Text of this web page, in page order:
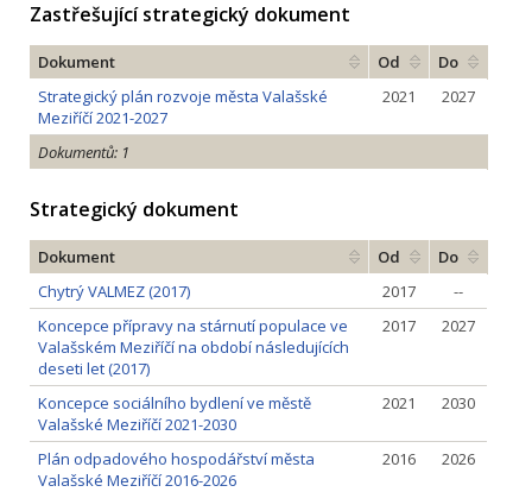
Zastřešující strategický dokument
Dokument Od
Do
Strategický plán rozvoje města Valašské
Meziříčí 2021-2027
2021 2027
Dokumentů: 1
Strategický dokument
Dokument Od
Do
Chytrý VALMEZ (2017)
2017
--
Koncepce přípravy na stárnutí populace ve
Valašském Meziříčí na období následujících
deseti let (2017)
2017 2027
Koncepce sociálního bydlení ve městě
Valašské Meziříčí 2021-2030
2021 2030
Plán odpadového hospodářství města
Valašské Meziříčí 2016-2026
2016 2026